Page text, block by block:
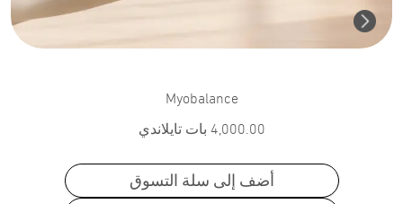
Myobalance
4,000.00 بات تايلاندي
أضف إلى سلة التسوق